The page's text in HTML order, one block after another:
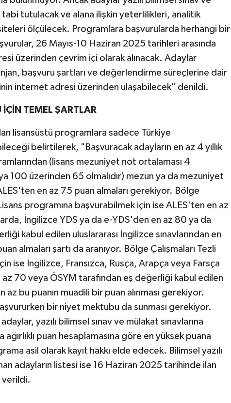
tabi tutulacak ve alana ilişkin yeterlilikleri, analitik
ölçülecek. Programlara başvurularda herhangi bir
26 Mayıs-10 Haziran 2025 tarihleri arasında
üzerinden çevrim içi olarak alınacak. Adaylar
başvuru şartları ve değerlendirme süreçlerine dair
internet adresi üzerinden ulaşabilecek" denildi.
TEMEL ŞARTLAR
lisansüstü programlara sadece Türkiye
belirtilerek, "Başvuracak adayların en az 4 yıllık
(lisans mezuniyet not ortalaması 4
100 üzerinden 65 olmalıdır) mezun ya da mezuniyet
en az 75 puan almaları gerekiyor. Bölge
programına başvurabilmek için ise ALES'ten en az
İngilizce YDS ya da e-YDS'den en az 80 ya da
kabul edilen uluslararası İngilizce sınavlarından en
almaları şartı da aranıyor. Bölge Çalışmaları Tezli
ise İngilizce, Fransızca, Rusça, Arapça veya Farsça
az 70 veya ÖSYM tarafından eş değerliği kabul edilen
az bu puanın muadili bir puan alınması gerekiyor.
bir niyet mektubu da sunması gerekiyor.
yazılı bilimsel sınav ve mülakat sınavlarına
puan hesaplamasına göre en yüksek puana
asil olarak kayıt hakkı elde edecek. Bilimsel yazılı
adayların listesi ise 16 Haziran 2025 tarihinde ilan
verildi.